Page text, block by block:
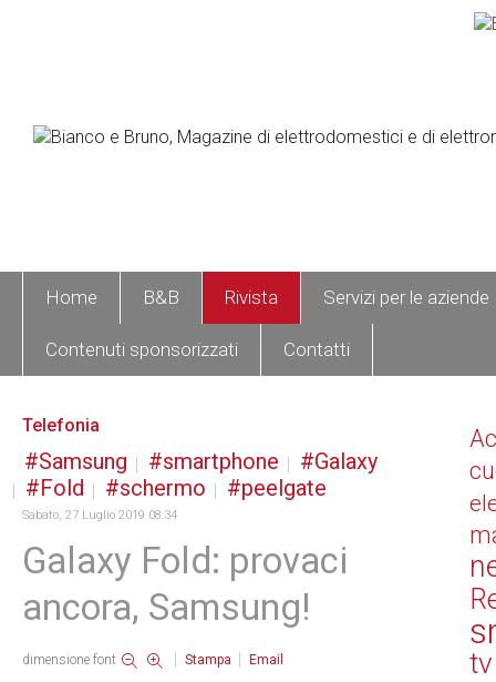
Home B&B Rivista Servizi per le aziende
Contenuti sponsorizzati Contatti
Telefonia
Samsung smartphone
Galaxy
Fold
schermo peelgate
Sabato, 27 Luglio 2019 08:34
Galaxy Fold: provaci
ancora, Samsung!
dimensione font Stampa Email tv